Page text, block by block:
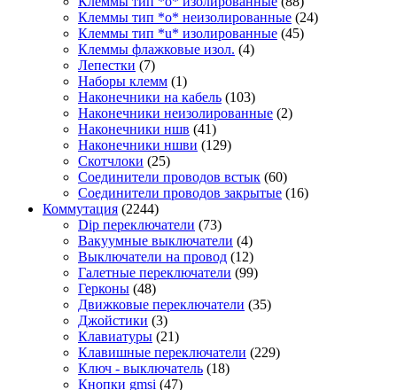
Клеммы тип *o* неизолированные (24)
Клеммы тип *u* изолированные (45)
Клеммы флажковые изол. (4)
Лепестки (7)
Наборы клемм (1)
Наконечники на кабель (103)
Наконечники неизолированные (2)
Наконечники ншв (41)
Наконечники ншви (129)
Скотчлоки (25)
Соединители проводов встык (60)
Соединители проводов закрытые (16)
Коммутация (2244)
Dip переключатели (73)
Вакуумные выключатели (4)
Выключатели на провод (12)
Галетные переключатели (99)
Герконы (48)
Движковые переключатели (35)
Джойстики (3)
Клавиатуры (21)
Клавишные переключатели (229)
Ключ - выключатель (18)
Кнопки gmsi (47)